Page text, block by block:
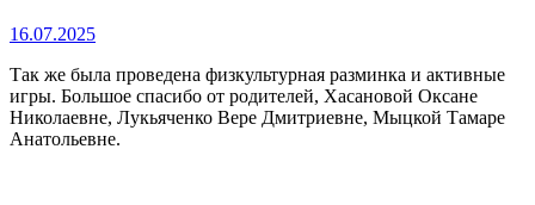
16.07.2025
Так же была проведена физкультурная разминка и активные
игры. Большое спасибо от родителей, Хасановой Оксане
Николаевне, Лукьяченко Вере Дмитриевне, Мыцкой Тамаре
Анатольевне.